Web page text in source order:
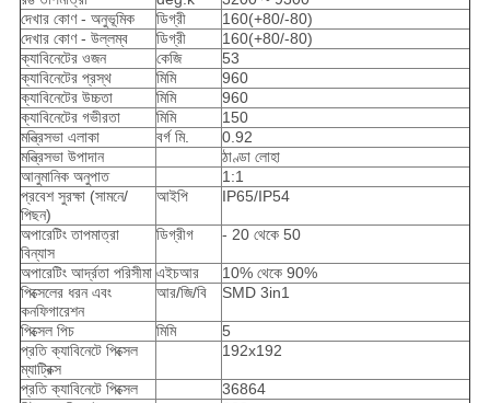
দেখার কোণ - অনুভূমিক
ডিগ্রী
160(+80/-80)
দেখার কোণ - উল্লম্ব
ডিগ্রী
160(+80/-80)
ক্যাবিনেটের ওজন
কেজি
53
ক্যাবিনেটের প্রস্থ
মিমি
960
ক্যাবিনেটের উচ্চতা
মিমি
960
ক্যাবিনেটের গভীরতা
মিমি
150
মন্ত্রিসভা এলাকা
বর্গ মি.
0.92
মন্ত্রিসভা উপাদান
ঠাণ্ডা লোহা
আনুমানিক অনুপাত
1:1
প্রবেশ সুরক্ষা (সামনে/
পিছন)
আইপি IP65/IP54
অপারেটিং তাপমাত্রা
বিন্যাস
ডিগ্রীগ - 20 থেকে 50
অপারেটিং আর্দ্রতা পরিসীমা এইচআর
10% থেকে 90%
পিক্সেলের ধরন এবং
কনফিগারেশন
আর/জি/বি SMD 3in1
পিক্সেল পিচ মিমি
5
প্রতি ক্যাবিনেটে পিক্সেল
ম্যাট্রিক্স
192x192
প্রতি ক্যাবিনেটে পিক্সেল
36864